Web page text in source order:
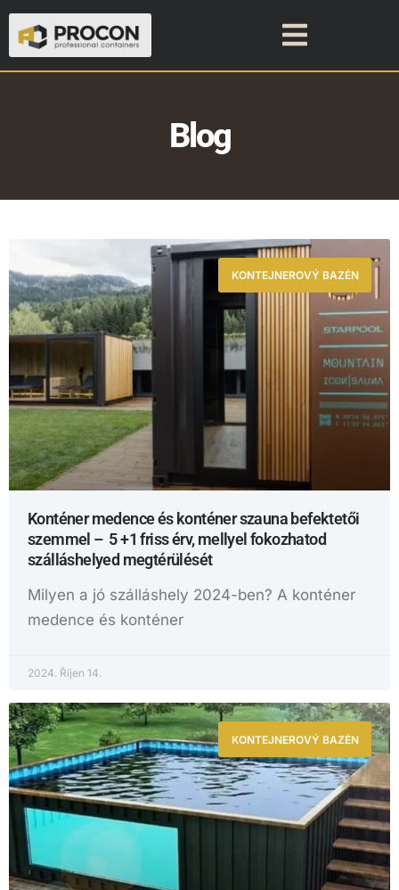
Blog
KONTEJNEROVÝ BAZÉN
Konténer medence és konténer szauna befektetői
szemmel – 5 +1 friss érv, mellyel fokozhatod
szálláshelyed megtérülését
Milyen a jó szálláshely 2024-ben? A konténer
medence és konténer
2024. Říjen 14.
KONTEJNEROVÝ BAZÉN